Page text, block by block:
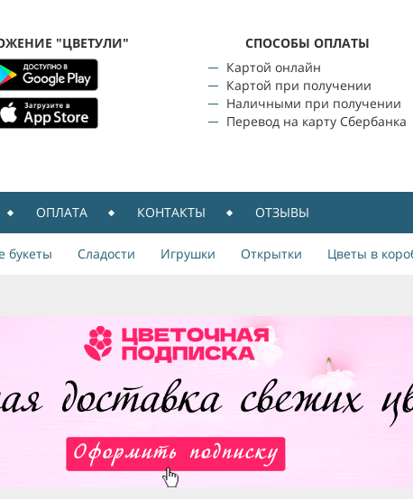
"ЦВЕТУЛИ"
CПОСОБЫ ОПЛАТЫ
Картой онлайн
Картой при получении
Наличными при получении
Перевод на карту Сбербанка
ОПЛАТА КОНТАКТЫ ОТЗЫВЫ
букеты Сладости Игрушки Открытки Цветы в